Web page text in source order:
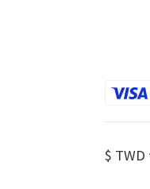
$ TWD